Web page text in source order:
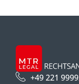
+49 221